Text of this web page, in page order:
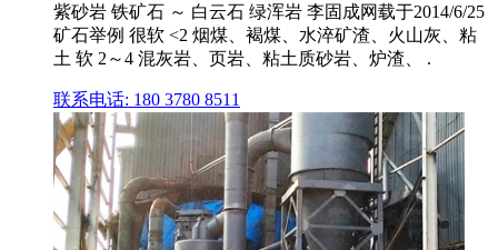
紫砂岩 铁矿石 ～ 白云石 绿浑岩 李固成网载于2014/6/25
矿石举例 很软 <2 烟煤、褐煤、水淬矿渣、火山灰、粘
土 软 2～4 混灰岩、页岩、粘土质砂岩、炉渣、 .
联系电话: 180 3780 8511